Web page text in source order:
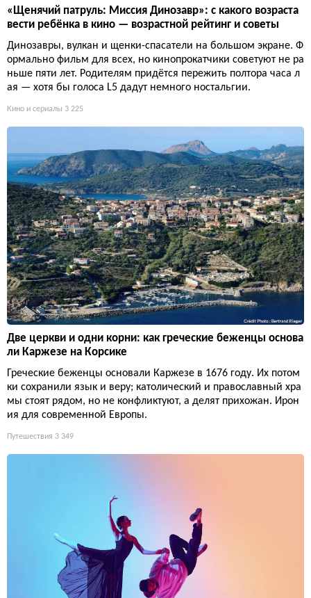
«Щенячий патруль: Миссия Динозавр»: с какого возраста
вести ребёнка в кино — возрастной рейтинг и советы
Динозавры, вулкан и щенки-спасатели на большом экране. Ф
ормально фильм для всех, но кинопрокатчики советуют не ра
ньше пяти лет. Родителям придётся пережить полтора часа л
ая — хотя бы голоса L5 дадут немного ностальгии.
Кино и сериалы 3 225
Две церкви и одни корни: как греческие беженцы основа
ли Каржезе на Корсике
Греческие беженцы основали Каржезе в 1676 году. Их потом
ки сохранили язык и веру; католический и православный хра
мы стоят рядом, но не конфликтуют, а делят прихожан. Ирон
ия для современной Европы.
Путешествия 3 349